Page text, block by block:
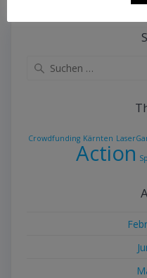
Crowdfunding Kärnten
Action